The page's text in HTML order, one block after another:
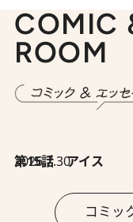
COMIC
ROOM
2026.7.30
第15話 アイス
コミッ